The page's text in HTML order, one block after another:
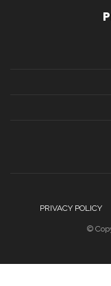
PRIVACY POLICY
©